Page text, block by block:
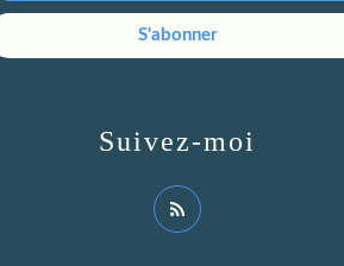
Suivez-moi